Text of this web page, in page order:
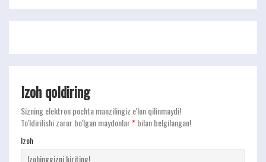
Izoh qoldiring
Sizning elektron pochta manzilingiz e'lon qilinmaydi!
To'ldirilishi zarur bo'lgan maydonlar*bilan belgilangan!
Izoh